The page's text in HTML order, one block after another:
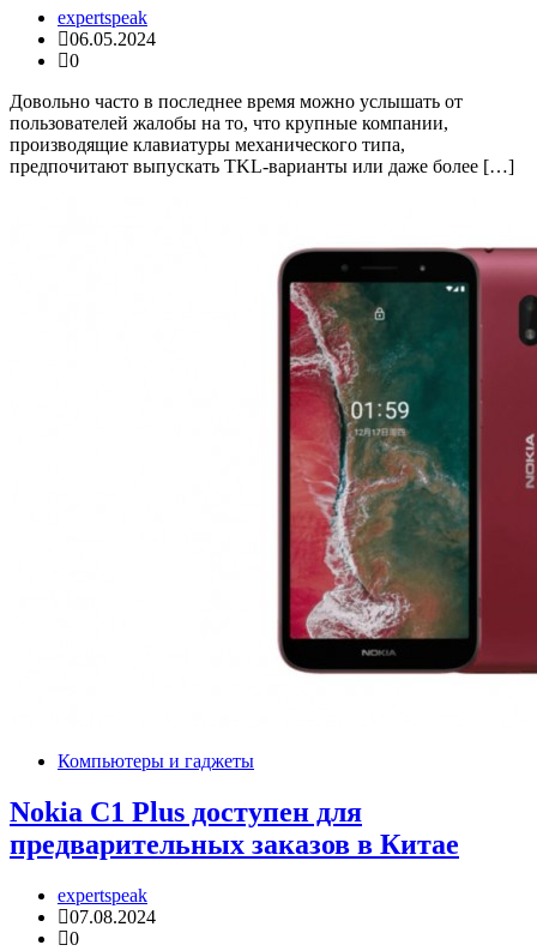
expertspeak
06.05.2024
0
Довольно часто в последнее время можно услышать от
пользователей жалобы на то, что крупные компании,
производящие клавиатуры механического типа,
предпочитают выпускать TKL-варианты или даже более […]
Компьютеры и гаджеты
Nokia C1 Plus доступен для
предварительных заказов в Китае
expertspeak
07.08.2024
0